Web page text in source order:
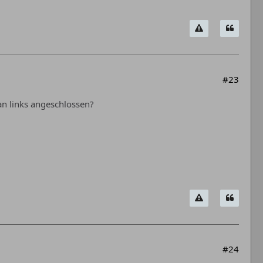
#23
links angeschlossen?
#24